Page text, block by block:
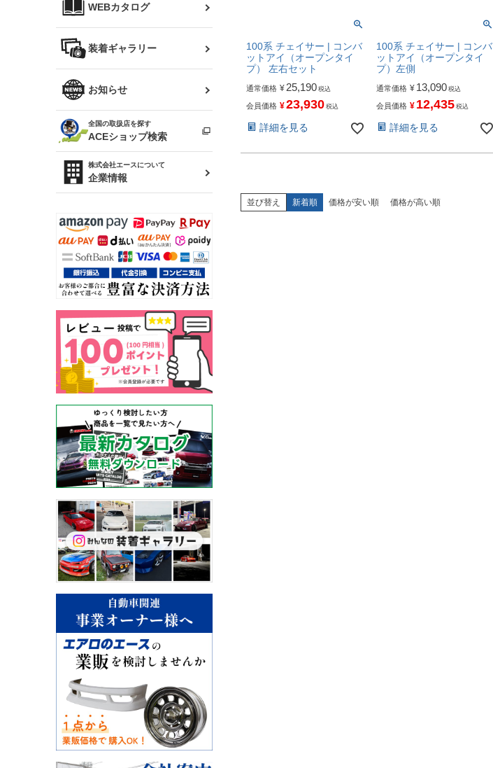
クラウン
クラウンマジェスタ
アリスト
ソアラ
アルテッツァ
プロボックス
RAV4
Z32 フェアレディZ
R34 スカイライン
スカイライン
（ER34/R33/ECR33/R32）
キャラバン
ローレル
セフィーロ
帽子
バッグ
ファッション小物
雑貨・ステーショナリー
ベビー用品
WEBカタログ
装着ギャラリー
お知らせ
全国の取扱店を探す
ACEショップ検索
株式会社エースについて
企業情報
100系 チェイサー | コンバ
ットアイ（オープンタイ
プ） 左右セット
通常価格 ¥ 25,190 税込
会員価格 ¥23,930 税込
詳細を見る
100系 チェイサー | コンバ
ットアイ（オープンタイ
プ）左側
通常価格 ¥ 13,090 税込
会員価格 ¥ 12,435 税込
詳細を見る
並び替え 新着順 価格が安い順 価格が高い順